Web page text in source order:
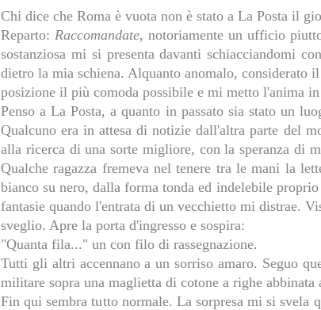
Chi dice che Roma è vuota non è stato a La Posta il
Reparto: Raccomandate, notoriamente un ufficio
sostanziosa mi si presenta davanti schiacciandomi
dietro la mia schiena. Alquanto anomalo, considerato
posizione il più comoda possibile e mi metto l'anima in
Penso a La Posta, a quanto in passato sia stato un
Qualcuno era in attesa di notizie dall'altra parte del
alla ricerca di una sorte migliore, con la speranza di
Qualche ragazza fremeva nel tenere tra le mani la
bianco su nero, dalla forma tonda ed indelebile
fantasie quando l'entrata di un vecchietto mi distrae.
sveglio. Apre la porta d'ingresso e sospira:
"Quanta fila..." un con filo di rassegnazione.
Tutti gli altri accennano a un sorriso amaro. Seguo
militare sopra una maglietta di cotone a righe
Fin qui sembra tutto normale. La sorpresa mi si svela